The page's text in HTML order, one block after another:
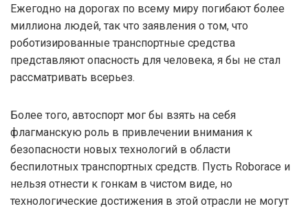
Ежегодно на дорогах по всему миру погибают более
миллиона людей, так что заявления о том, что
роботизированные транспортные средства
представляют опасность для человека, я бы не стал
рассматривать всерьез.
Более того, автоспорт мог бы взять на себя
флагманскую роль в привлечении внимания к
безопасности новых технологий в области
беспилотных транспортных средств. Пусть Roborace и
нельзя отнести к гонкам в чистом виде, но
технологические достижения в этой отрасли не могут